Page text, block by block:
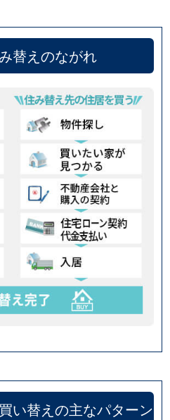
替えのながれ
い替えの主なパターン